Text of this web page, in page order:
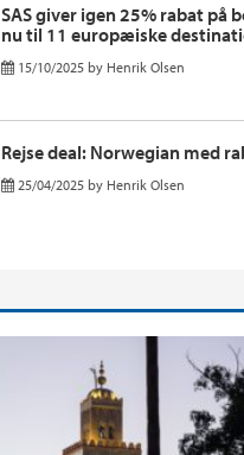
SAS giver igen 25% rabat på
nu til 11 europæiske
15/10/2025 by Henrik Olsen
Rejse deal: Norwegian med
25/04/2025 by Henrik Olsen